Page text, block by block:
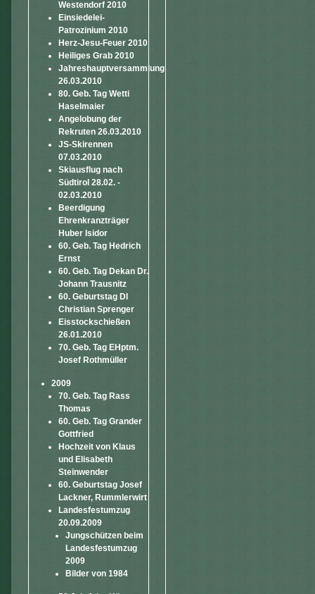
Westendorf 2010
Einsiedelei-
Patrozinium 2010
Herz-Jesu-Feuer 2010
Heiliges Grab 2010
Jahreshauptversammlung
26.03.2010
80. Geb. Tag Wetti
Haselmaier
Angelobung der
Rekruten 26.03.2010
JS-Skirennen
07.03.2010
Skiausflug nach
Südtirol 28.02. -
02.03.2010
Beerdigung
Ehrenkranzträger
Huber Isidor
60. Geb. Tag Hedrich
Ernst
60. Geb. Tag Dekan Dr.
Johann Trausnitz
60. Geburtstag DI
Christian Sprenger
Eisstockschießen
26.01.2010
70. Geb. Tag EHptm.
Josef Rothmüller
2009
70. Geb. Tag Rass
Thomas
60. Geb. Tag Grander
Gottfried
Hochzeit von Klaus
und Elisabeth
Steinwender
60. Geburtstag Josef
Lackner, Rummlerwirt
Landesfestumzug
20.09.2009
Jungschützen beim
Landesfestumzug
2009
Bilder von 1984